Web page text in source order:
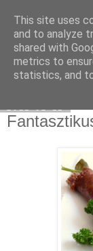
Select
This site uses
and to analyze
shared with
metrics to
statistics, and